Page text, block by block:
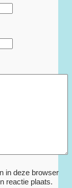
in deze browser
reactie plaats.